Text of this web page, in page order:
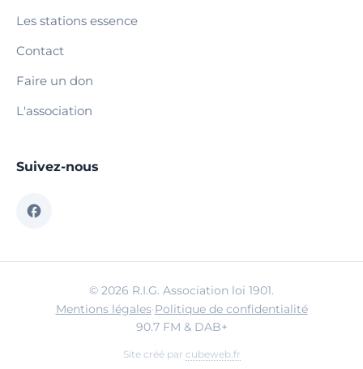
Les stations essence
Contact
Faire un don
L'association
Suivez-nous
© 2026 R.I.G. Association loi 1901.
Mentions légales·Politique de confidentialité
90.7 FM & DAB+
Site créé par cubeweb.fr